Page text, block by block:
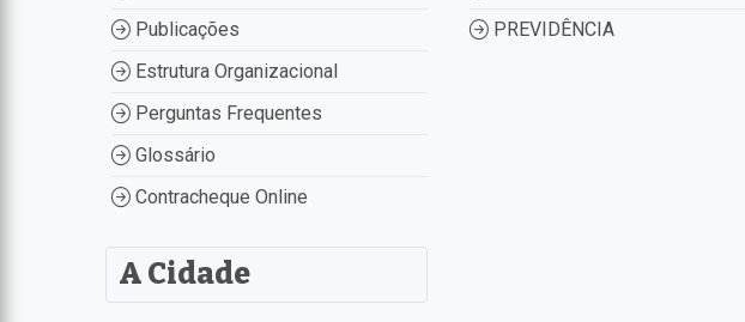
Publicações
Estrutura Organizacional
Perguntas Frequentes
Glossário
Contracheque Online
A Cidade
PREVIDÊNCIA